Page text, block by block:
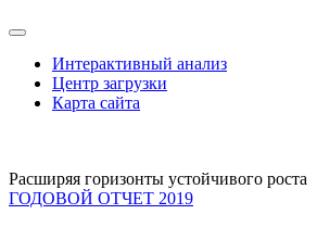
Интерактивный анализ
Центр загрузки
Карта сайта
Расширяя горизонты устойчивого роста
ГОДОВОЙ ОТЧЕТ 2019